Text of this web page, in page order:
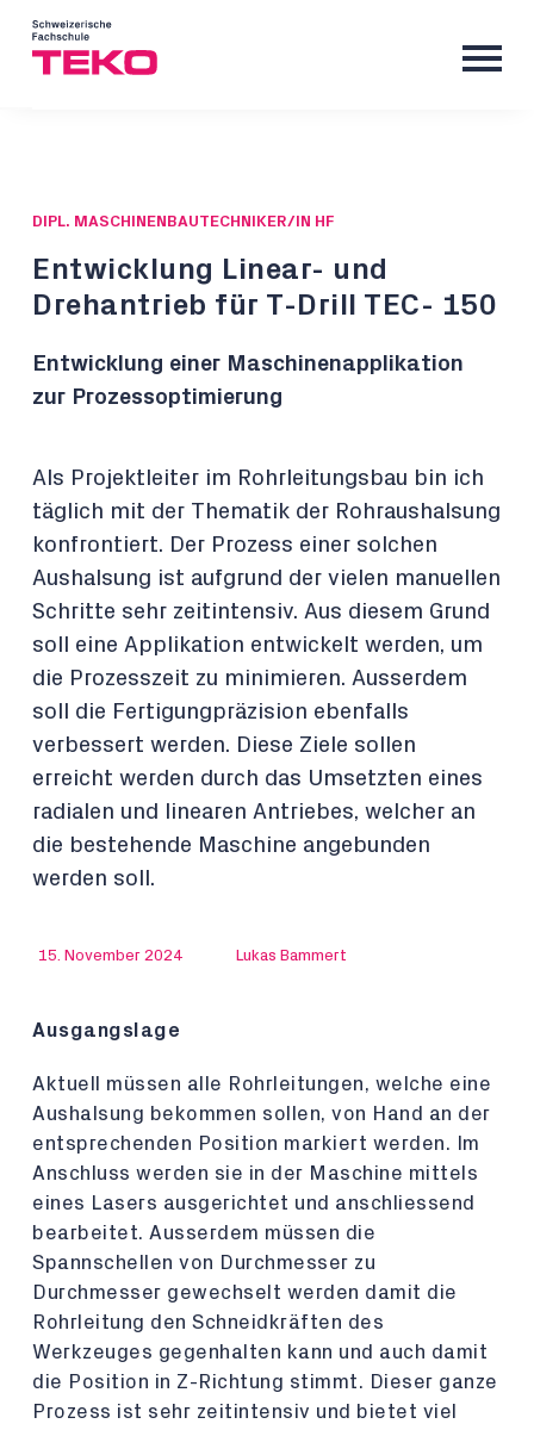
DIPL. MASCHINENBAUTECHNIKER/IN HF
Entwicklung Linear- und
Drehantrieb für T-Drill TEC- 150
Entwicklung einer Maschinenapplikation
zur Prozessoptimierung
Als Projektleiter im Rohrleitungsbau bin ich
täglich mit der Thematik der Rohraushalsung
konfrontiert. Der Prozess einer solchen
Aushalsung ist aufgrund der vielen manuellen
Schritte sehr zeitintensiv. Aus diesem Grund
soll eine Applikation entwickelt werden, um
die Prozesszeit zu minimieren. Ausserdem
soll die Fertigungpräzision ebenfalls
verbessert werden. Diese Ziele sollen
erreicht werden durch das Umsetzten eines
radialen und linearen Antriebes, welcher an
die bestehende Maschine angebunden
werden soll.
15. November 2024 Lukas Bammert
Ausgangslage
Aktuell müssen alle Rohrleitungen, welche eine
Aushalsung bekommen sollen, von Hand an der
entsprechenden Position markiert werden. Im
Anschluss werden sie in der Maschine mittels
eines Lasers ausgerichtet und anschliessend
bearbeitet. Ausserdem müssen die
Spannschellen von Durchmesser zu
Durchmesser gewechselt werden damit die
Rohrleitung den Schneidkräften des
Werkzeuges gegenhalten kann und auch damit
die Position in Z-Richtung stimmt. Dieser ganze
Prozess ist sehr zeitintensiv und bietet viel